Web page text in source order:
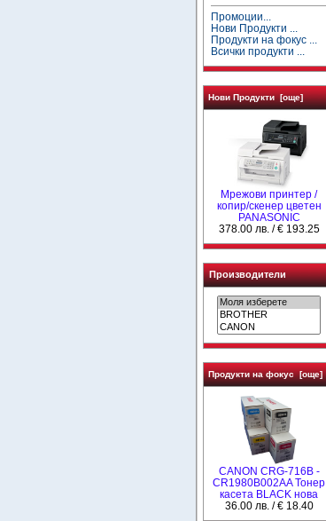
Промоции...
Нови Продукти ...
Продукти на фокус ...
Всички продукти ...
Нови Продукти [още]
Мрежови принтер /
копир/скенер цветен
PANASONIC
378.00 лв. / € 193.25
Производители
Продукти на фокус [още]
CANON CRG-716B -
CR1980B002AA Тонер
касета BLACK нова
36.00 лв. / € 18.40